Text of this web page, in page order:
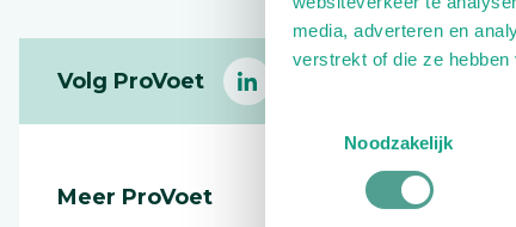
media, adverteren en
verstrekt of die ze
Noodzakelijk
Volg ProVoet
linkedin
Meer ProVoet